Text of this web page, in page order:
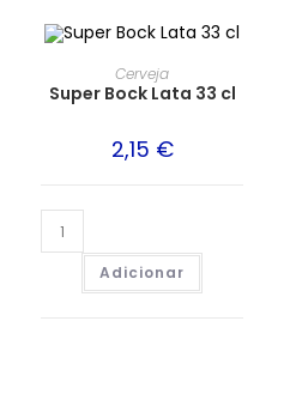
Cerveja
Super Bock Lata 33 cl
2,15 €
Adicionar